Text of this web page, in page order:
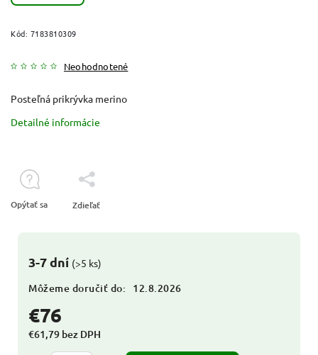
Kód: 7183810309
Neohodnotené
€76
€61,79 bez DPH
3-7 dní (>5 ks)
Môžeme doručiť do: 12.8.2026
Posteľná prikrývka merino
Detailné informácie
Opýtať sa Zdieľať